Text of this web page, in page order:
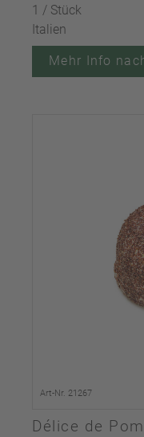
1 / Stück
Italien
Mehr Info
Art-Nr. 21267
Délice de